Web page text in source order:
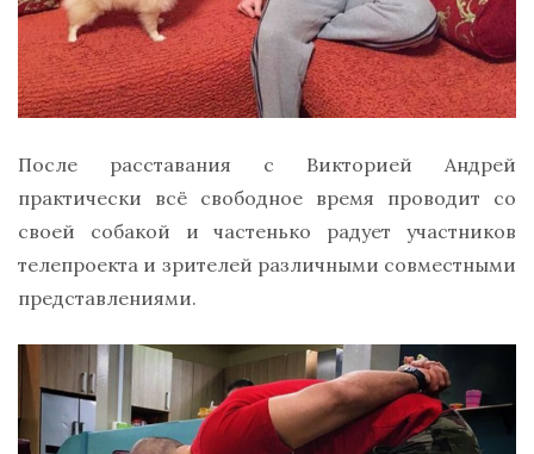
После расставания с Викторией Андрей
практически всё свободное время проводит со
своей собакой и частенько радует участников
телепроекта и зрителей различными совместными
представлениями.